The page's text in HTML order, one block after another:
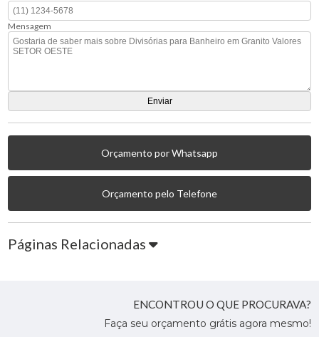
Mensagem
Orçamento por Whatsapp
Orçamento pelo Telefone
Páginas Relacionadas
ENCONTROU O QUE PROCURAVA?
Faça seu orçamento grátis agora mesmo!